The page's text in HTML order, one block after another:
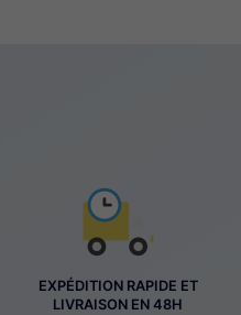
EXPÉDITION RAPIDE ET
LIVRAISON EN 48H